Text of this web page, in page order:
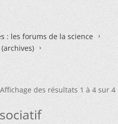
: les forums de la science
Affichage des résultats 1 à 4 sur 4